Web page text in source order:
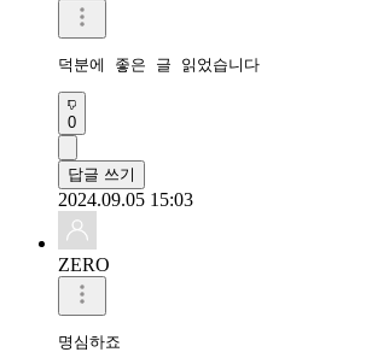
덕분에 좋은 글 읽었습니다
0
답글 쓰기
2024.09.05 15:03
ZERO
명심하죠